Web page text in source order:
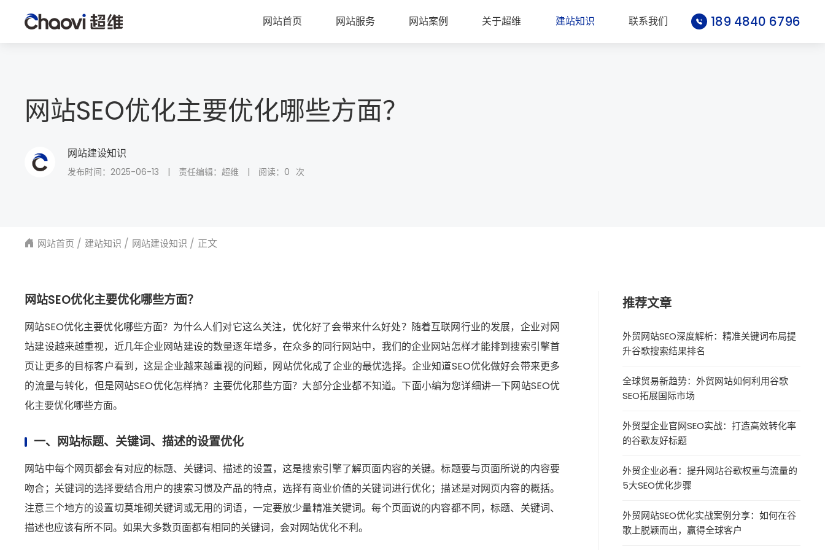
网站首页 网站服务 网站案例 关于超维 建站知识 联系我们 189 4840 6796
网站SEO优化主要优化哪些方面？
网站建设知识
发布时间：2025-06-13 | 责任编辑：超维 | 阅读：0 次
网站首页 建站知识 网站建设知识 正文
网站SEO优化主要优化哪些方面？
网站SEO优化主要优化哪些方面？为什么人们对它这么关注，优化好了会带来什么好处？随着互联网行业的发展，企业对网
站建设越来越重视，近几年企业网站建设的数量逐年增多，在众多的同行网站中，我们的企业网站怎样才能排到搜索引擎首
页让更多的目标客户看到，这是企业越来越重视的问题，网站优化成了企业的最优选择。企业知道SEO优化做好会带来更多
的流量与转化，但是网站SEO优化怎样搞？主要优化那些方面？大部分企业都不知道。下面小编为您详细讲一下网站SEO优
化主要优化哪些方面。
一、网站标题、关键词、描述的设置优化
网站中每个网页都会有对应的标题、关键词、描述的设置，这是搜索引擎了解页面内容的关键。标题要与页面所说的内容要
吻合；关键词的选择要结合用户的搜索习惯及产品的特点，选择有商业价值的关键词进行优化；描述是对网页内容的概括。
注意三个地方的设置切莫堆砌关键词或无用的词语，一定要放少量精准关键词。每个页面说的内容都不同，标题、关键词、
描述也应该有所不同。如果大多数页面都有相同的关键词，会对网站优化不利。
推荐文章
外贸网站SEO深度解析：精准关键词布局提
升谷歌搜索结果排名
全球贸易新趋势：外贸网站如何利用谷歌
SEO拓展国际市场
外贸型企业官网SEO实战：打造高效转化率
的谷歌友好标题
外贸企业必看：提升网站谷歌权重与流量的
5大SEO优化步骤
外贸网站SEO优化实战案例分享：如何在谷
歌上脱颖而出，赢得全球客户